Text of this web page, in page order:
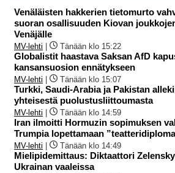
Venäläisten hakkerien tietomurto
suoran osallisuuden Kiovan
Venäjälle
MV-lehti Tänään klo 15:22
Globalistit haastava Saksan AfD
kansansuosion ennätykseen
MV-lehti Tänään klo 15:07
Turkki, Saudi-Arabia ja Pakistan
yhteisestä puolustusliittoumasta
MV-lehti Tänään klo 14:59
Iran ilmoitti Hormuzin sopimuksen
Trumpia lopettamaan
MV-lehti Tänään klo 14:49
Mielipidemittaus: Diktaattori
Ukrainan vaaleissa